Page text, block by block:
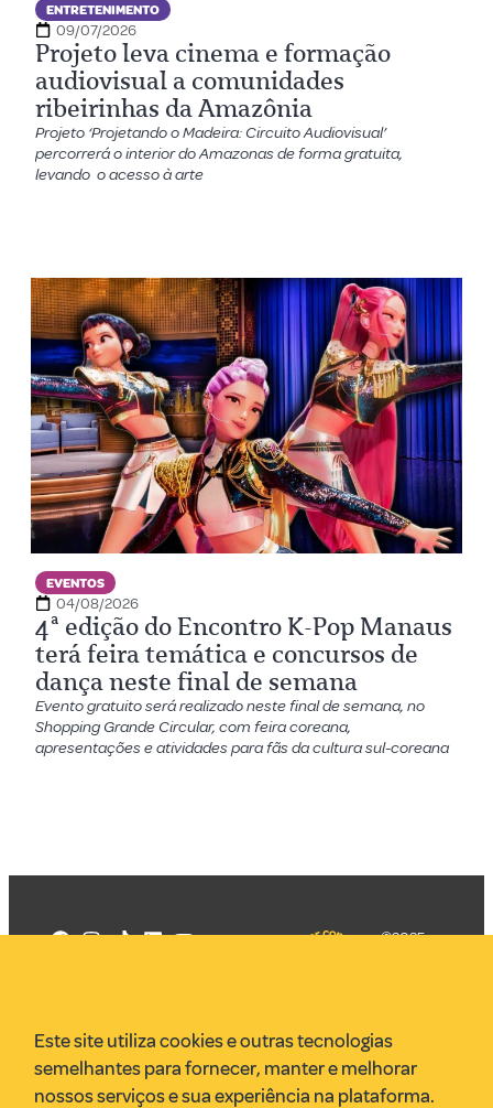
ENTRETENIMENTO
09/07/2026
Projeto leva cinema e formação
audiovisual a comunidades
ribeirinhas da Amazônia
Projeto ‘Projetando o Madeira: Circuito Audiovisual’
percorrerá o interior do Amazonas de forma gratuita,
levando o acesso à arte
EVENTOS
04/08/2026
4ª edição do Encontro K-Pop Manaus
terá feira temática e concursos de
dança neste final de semana
Evento gratuito será realizado neste final de semana, no
Shopping Grande Circular, com feira coreana,
apresentações e atividades para fãs da cultura sul-coreana
VR Assessoria
Parcerias
©2025
Este site utiliza cookies e outras tecnologias
semelhantes para fornecer, manter e melhorar
nossos serviços e sua experiência na plataforma.